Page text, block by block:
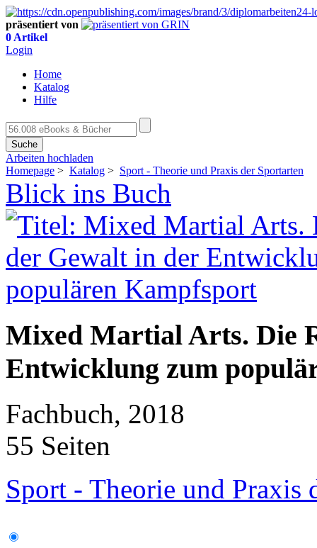
präsentiert von
0 Artikel
Login
Home
Katalog
Hilfe
Suche
Arbeiten hochladen
Homepage > Katalog > Sport - Theorie und Praxis der Sportarten
Blick ins Buch
Mixed Martial Arts. Die
Entwicklung zum
Fachbuch, 2018
55 Seiten
Sport - Theorie und Praxis